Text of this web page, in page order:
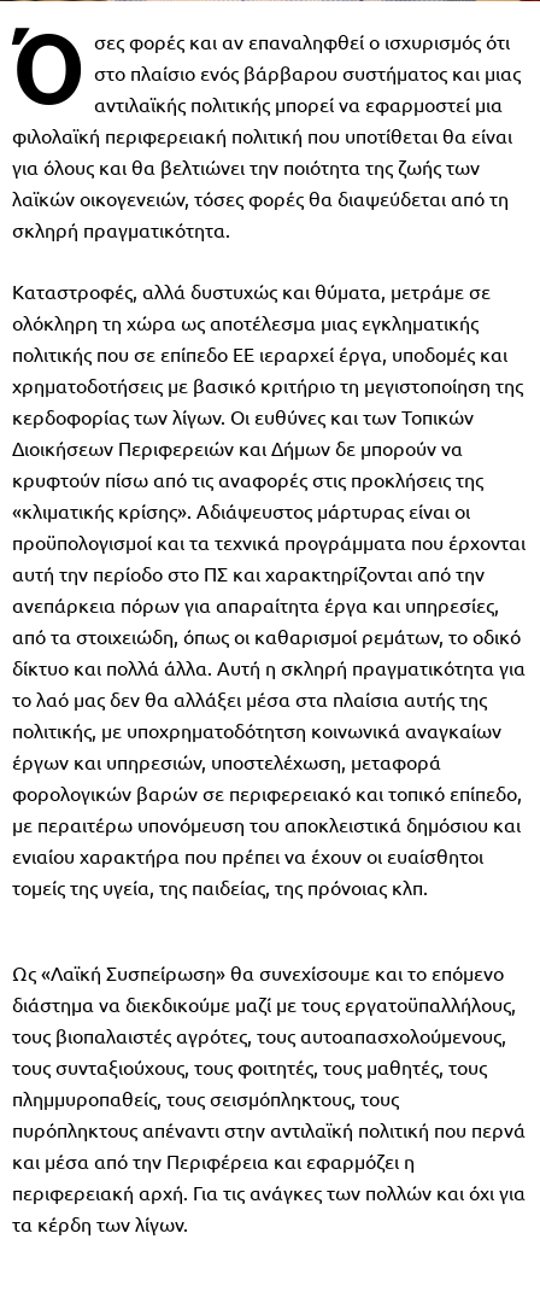
Ό σες φορές και αν επαναληφθεί ο ισχυρισμός ότι
στο πλαίσιο ενός βάρβαρου συστήματος και μιας
αντιλαϊκής πολιτικής μπορεί να εφαρμοστεί μια
φιλολαϊκή περιφερειακή πολιτική που υποτίθεται θα είναι
για όλους και θα βελτιώνει την ποιότητα της ζωής των
λαϊκών οικογενειών, τόσες φορές θα διαψεύδεται από τη
σκληρή πραγματικότητα.
Καταστροφές, αλλά δυστυχώς και θύματα, μετράμε σε
ολόκληρη τη χώρα ως αποτέλεσμα μιας εγκληματικής
πολιτικής που σε επίπεδο ΕΕ ιεραρχεί έργα, υποδομές και
χρηματοδοτήσεις με βασικό κριτήριο τη μεγιστοποίηση της
κερδοφορίας των λίγων. Οι ευθύνες και των Τοπικών
Διοικήσεων Περιφερειών και Δήμων δε μπορούν να
κρυφτούν πίσω από τις αναφορές στις προκλήσεις της
«κλιματικής κρίσης». Αδιάψευστος μάρτυρας είναι οι
προϋπολογισμοί και τα τεχνικά προγράμματα που έρχονται
αυτή την περίοδο στο ΠΣ και χαρακτηρίζονται από την
ανεπάρκεια πόρων για απαραίτητα έργα και υπηρεσίες,
από τα στοιχειώδη, όπως οι καθαρισμοί ρεμάτων, το οδικό
δίκτυο και πολλά άλλα. Αυτή η σκληρή πραγματικότητα για
το λαό μας δεν θα αλλάξει μέσα στα πλαίσια αυτής της
πολιτικής, με υποχρηματοδότητση κοινωνικά αναγκαίων
έργων και υπηρεσιών, υποστελέχωση, μεταφορά
φορολογικών βαρών σε περιφερειακό και τοπικό επίπεδο,
με περαιτέρω υπονόμευση του αποκλειστικά δημόσιου και
ενιαίου χαρακτήρα που πρέπει να έχουν οι ευαίσθητοι
τομείς της υγεία, της παιδείας, της πρόνοιας κλπ.
Ως «Λαϊκή Συσπείρωση» θα συνεχίσουμε και το επόμενο
διάστημα να διεκδικούμε μαζί με τους εργατοϋπαλλήλους,
τους βιοπαλαιστές αγρότες, τους αυτοαπασχολούμενους,
τους συνταξιούχους, τους φοιτητές, τους μαθητές, τους
πλημμυροπαθείς, τους σεισμόπληκτους, τους
πυρόπληκτους απέναντι στην αντιλαϊκή πολιτική που περνά
και μέσα από την Περιφέρεια και εφαρμόζει η
περιφερειακή αρχή. Για τις ανάγκες των πολλών και όχι για
τα κέρδη των λίγων.